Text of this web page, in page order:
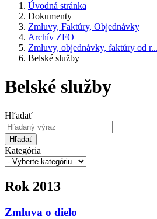
Úvodná stránka
Dokumenty
Zmluvy, Faktúry, Objednávky
Archív ZFO
Zmluvy, objednávky, faktúry od
Belské služby
Belské služby
Hľadať
Hľadať
Kategória
Rok 2013
Zmluva o dielo